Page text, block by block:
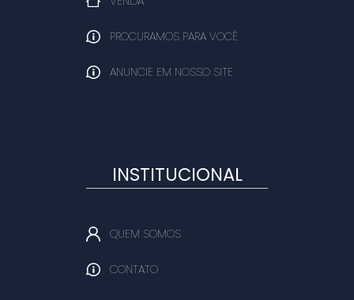
PROCURAMOS PARA VOCÊ
ANUNCIE EM NOSSO SITE
INSTITUCIONAL
QUEM SOMOS
CONTATO